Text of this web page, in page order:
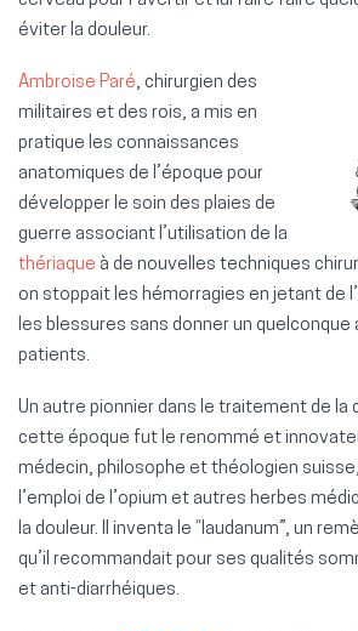
éviter la douleur.
Ambroise Paré, chirurgien des
militaires et des rois, a mis en
pratique les connaissances
anatomiques de l’époque pour
développer le soin des plaies de
guerre associant l’utilisation de la
thériaque à de nouvelles techniques
on stoppait les hémorragies en jetant de
les blessures sans donner un quelconque
patients.
Un autre pionnier dans le traitement de la
cette époque fut le renommé et
médecin, philosophe et théologien
l’emploi de l’opium et autres herbes
la douleur. Il inventa le “laudanum”, un
qu’il recommandait pour ses qualités
et anti-diarrhéiques.